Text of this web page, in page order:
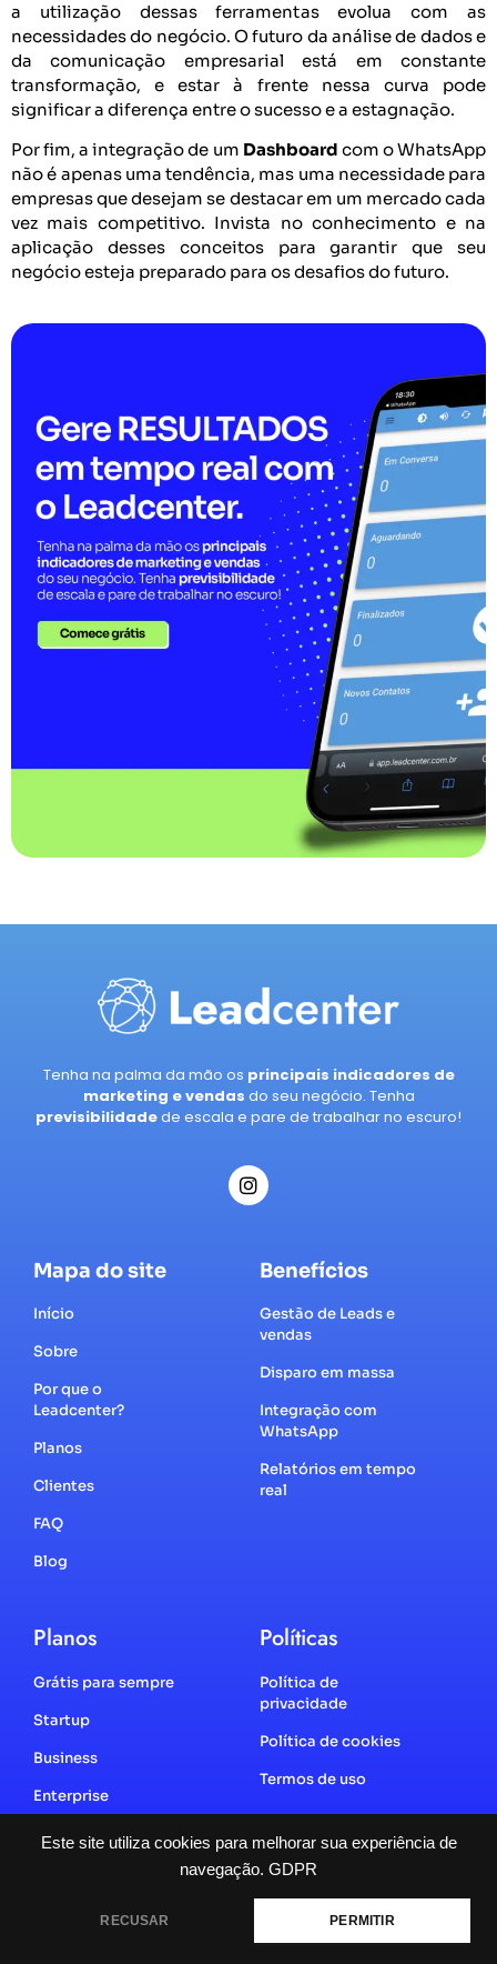
Este site utiliza cookies para melhorar sua experiência de
navegação. GDPR
RECUSAR PERMITIR
a utilização dessas ferramentas evolua com as
necessidades do negócio. O futuro da análise de dados e
da comunicação empresarial está em constante
transformação, e estar à frente nessa curva pode
significar a diferença entre o sucesso e a estagnação.
Por fim, a integração de um Dashboard com o WhatsApp
não é apenas uma tendência, mas uma necessidade para
empresas que desejam se destacar em um mercado cada
vez mais competitivo. Invista no conhecimento e na
aplicação desses conceitos para garantir que seu
negócio esteja preparado para os desafios do futuro.
Tenha na palma da mão os principais indicadores de
marketing e vendas do seu negócio. Tenha
previsibilidadede escala e pare de trabalhar no escuro!
Mapa do site
Início
Sobre
Por que o
Leadcenter?
Planos
Clientes
FAQ
Blog
Benefícios
Gestão de Leads e
vendas
Disparo em massa
Integração com
WhatsApp
Relatórios em tempo
real
Planos
Grátis para sempre
Startup
Business
Enterprise
Políticas
Política de
privacidade
Política de cookies
Termos de uso
2025 | Todos os direitos reservados